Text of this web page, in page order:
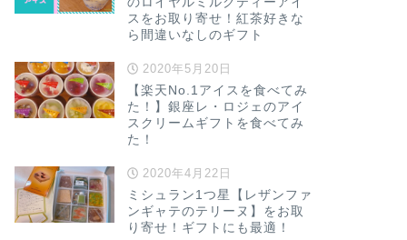
スをお取り寄せ！紅茶好きな
ら間違いなしのギフト
2020年5月20日
【楽天No.1アイスを食べてみ
た！】銀座レ・ロジェのアイ
スクリームギフトを食べてみ
た！
2020年4月22日
ミシュラン1つ星【レザンファ
ンギャテのテリーヌ】をお取
り寄せ！ギフトにも最適！